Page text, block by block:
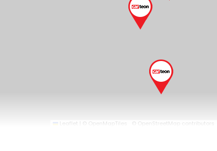
Leaflet | © OpenMapTiles © OpenStreetMap contributors